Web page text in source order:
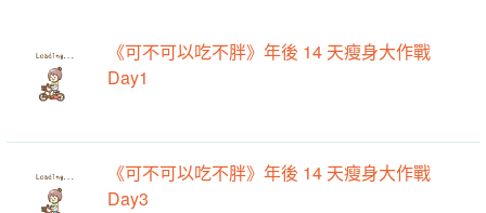
《可不可以吃不胖》年後 14 天瘦身大作戰
Day1
《可不可以吃不胖》年後 14 天瘦身大作戰
Day3